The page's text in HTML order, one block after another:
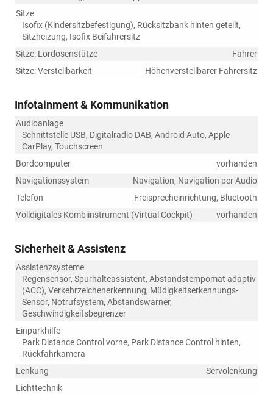
Sitze
Isofix (Kindersitzbefestigung), Rücksitzbank hinten geteilt,
Sitzheizung, Isofix Beifahrersitz
Sitze: Lordosenstütze
Fahrer
Sitze: Verstellbarkeit
Höhenverstellbarer Fahrersitz
Infotainment & Kommunikation
Audioanlage
Schnittstelle USB, Digitalradio DAB, Android Auto, Apple
CarPlay, Touchscreen
Bordcomputer
vorhanden
Navigationssystem
Navigation, Navigation per Audio
Telefon
Freisprecheinrichtung, Bluetooth
Volldigitales Kombiinstrument (Virtual Cockpit)
vorhanden
Sicherheit & Assistenz
Assistenzsysteme
Regensensor, Spurhalteassistent, Abstandstempomat adaptiv
(ACC), Verkehrzeichenerkennung, Müdigkeitserkennungs-
Sensor, Notrufsystem, Abstandswarner,
Geschwindigkeitsbegrenzer
Einparkhilfe
Park Distance Control vorne, Park Distance Control hinten,
Rückfahrkamera
Lenkung
Servolenkung
Lichttechnik